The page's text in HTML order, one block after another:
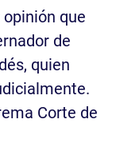
que
de
quien
Corte de